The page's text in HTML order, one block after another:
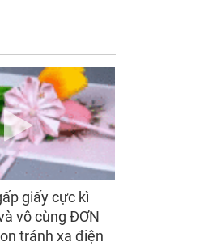
mặt gọi tên',
lộc nhiều
tài vận
trăng Rằm,
hết khổ
giấy cực kì
vô cùng ĐƠN
tránh xa điện